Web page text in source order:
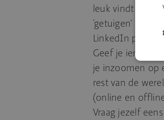
leuk vindt en
‘getuigen’ van
LinkedIn profiel
Geef je iemand
je inzoomen op
rest van de
(online en
Vraag jezelf